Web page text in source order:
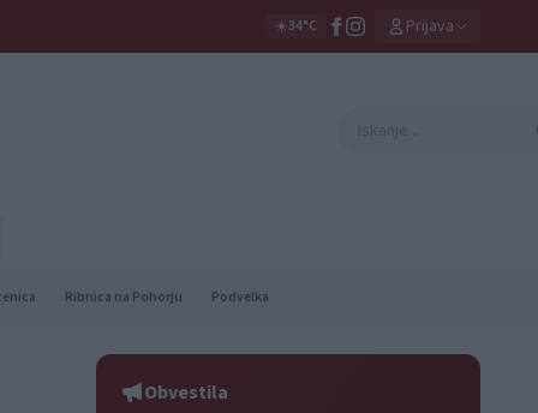
☀️34°C Prijava
Ribnica na Pohorju Podvelka
Obvestila